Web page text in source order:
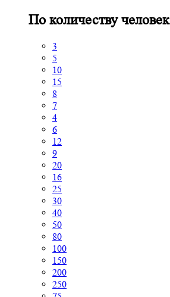
По количеству человек
3
5
10
15
8
7
4
6
12
9
20
16
25
30
40
50
80
100
150
200
250